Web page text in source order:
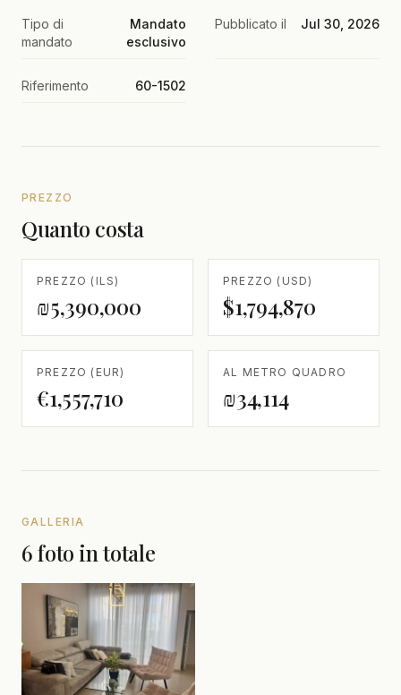
Tipo di
mandato
Mandato
esclusivo
Pubblicato il Jul 30, 2026
Riferimento 60-1502
PREZZO
Quanto costa
PREZZO (ILS)
₪5,390,000
PREZZO (USD)
$1,794,870
PREZZO (EUR)
€1,557,710
AL METRO QUADRO
₪34,114
GALLERIA
6 foto in totale